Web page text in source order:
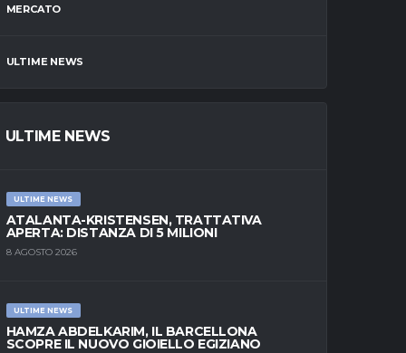
MERCATO
ULTIME NEWS
ULTIME NEWS
ULTIME NEWS
ATALANTA-KRISTENSEN, TRATTATIVA
APERTA: DISTANZA DI 5 MILIONI
8 AGOSTO 2026
ULTIME NEWS
HAMZA ABDELKARIM, IL BARCELLONA
SCOPRE IL NUOVO GIOIELLO EGIZIANO